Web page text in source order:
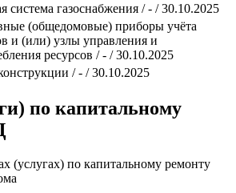
система газоснабжения / - / 30.10.2025
(общедомовые) приборы учёта
и (или) узлы управления и
ресурсов / - / 30.10.2025
/ - / 30.10.2025
по капитальному
(услугах) по капитальному ремонту